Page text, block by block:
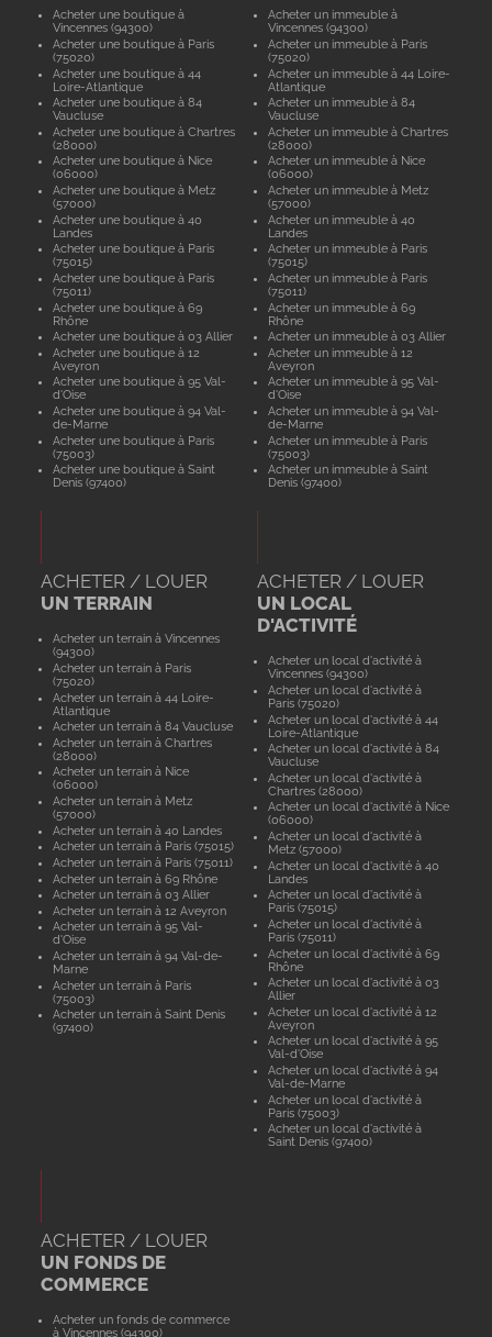
Acheter une boutique à
Vincennes (94300)
Acheter une boutique à Paris
(75020)
Acheter une boutique à 44
Loire-Atlantique
Acheter une boutique à 84
Vaucluse
Acheter une boutique à Chartres
(28000)
Acheter une boutique à Nice
(06000)
Acheter une boutique à Metz
(57000)
Acheter une boutique à 40
Landes
Acheter une boutique à Paris
(75015)
Acheter une boutique à Paris
(75011)
Acheter une boutique à 69
Rhône
Acheter une boutique à 03 Allier
Acheter une boutique à 12
Aveyron
Acheter une boutique à 95 Val-
d'Oise
Acheter une boutique à 94 Val-
de-Marne
Acheter une boutique à Paris
(75003)
Acheter une boutique à Saint
Denis (97400)
Acheter un immeuble à
Vincennes (94300)
Acheter un immeuble à Paris
(75020)
Acheter un immeuble à 44 Loire-
Atlantique
Acheter un immeuble à 84
Vaucluse
Acheter un immeuble à Chartres
(28000)
Acheter un immeuble à Nice
(06000)
Acheter un immeuble à Metz
(57000)
Acheter un immeuble à 40
Landes
Acheter un immeuble à Paris
(75015)
Acheter un immeuble à Paris
(75011)
Acheter un immeuble à 69
Rhône
Acheter un immeuble à 03 Allier
Acheter un immeuble à 12
Aveyron
Acheter un immeuble à 95 Val-
d'Oise
Acheter un immeuble à 94 Val-
de-Marne
Acheter un immeuble à Paris
(75003)
Acheter un immeuble à Saint
Denis (97400)
ACHETER / LOUER
UN TERRAIN
Acheter un terrain à Vincennes
(94300)
Acheter un terrain à Paris
(75020)
Acheter un terrain à 44 Loire-
Atlantique
Acheter un terrain à 84 Vaucluse
Acheter un terrain à Chartres
(28000)
Acheter un terrain à Nice
(06000)
Acheter un terrain à Metz
(57000)
Acheter un terrain à 40 Landes
Acheter un terrain à Paris (75015)
Acheter un terrain à Paris (75011)
Acheter un terrain à 69 Rhône
Acheter un terrain à 03 Allier
Acheter un terrain à 12 Aveyron
Acheter un terrain à 95 Val-
d'Oise
Acheter un terrain à 94 Val-de-
Marne
Acheter un terrain à Paris
(75003)
Acheter un terrain à Saint Denis
(97400)
ACHETER / LOUER
UN LOCAL
D'ACTIVITÉ
Acheter un local d'activité à
Vincennes (94300)
Acheter un local d'activité à
Paris (75020)
Acheter un local d'activité à 44
Loire-Atlantique
Acheter un local d'activité à 84
Vaucluse
Acheter un local d'activité à
Chartres (28000)
Acheter un local d'activité à Nice
(06000)
Acheter un local d'activité à
Metz (57000)
Acheter un local d'activité à 40
Landes
Acheter un local d'activité à
Paris (75015)
Acheter un local d'activité à
Paris (75011)
Acheter un local d'activité à 69
Rhône
Acheter un local d'activité à 03
Allier
Acheter un local d'activité à 12
Aveyron
Acheter un local d'activité à 95
Val-d'Oise
Acheter un local d'activité à 94
Val-de-Marne
Acheter un local d'activité à
Paris (75003)
Acheter un local d'activité à
Saint Denis (97400)
ACHETER / LOUER
UN FONDS DE
COMMERCE
Acheter un fonds de commerce
à Vincennes (94300)